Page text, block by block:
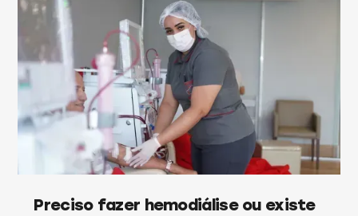
Preciso fazer hemodiálise ou existe